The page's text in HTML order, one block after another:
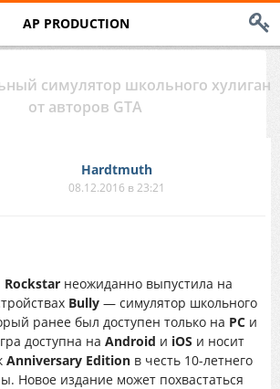
AP PRODUCTION
симулятор школьного хулигана
от авторов GTA
Hardtmuth
08.12.2016 в 23:21
Rockstar неожиданно выпустила на
Bully— симулятор школьного
ранее был доступен только на PC и
доступна на Android и iOS и носит
Anniversary Editionв честь 10-летнего
Новое издание может похвастаться